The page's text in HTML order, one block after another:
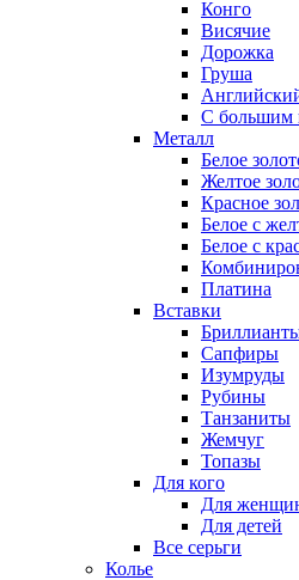
Конго
Висячие
Дорожка
Груша
С большим
Металл
Белое
Желтое
Красное
Белое с
Белое с
Платина
Вставки
Сапфиры
Изумруды
Рубины
Танзаниты
Жемчуг
Топазы
Для кого
Для
Для детей
Все серьги
Колье